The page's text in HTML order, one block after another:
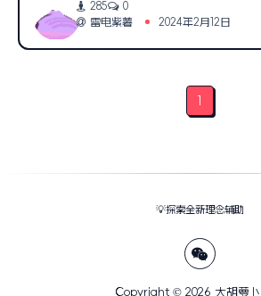
285
0
雷电紫薯
2024年2月12日
💡探索全新理念辅助
Copyright © 2026 大胡萝